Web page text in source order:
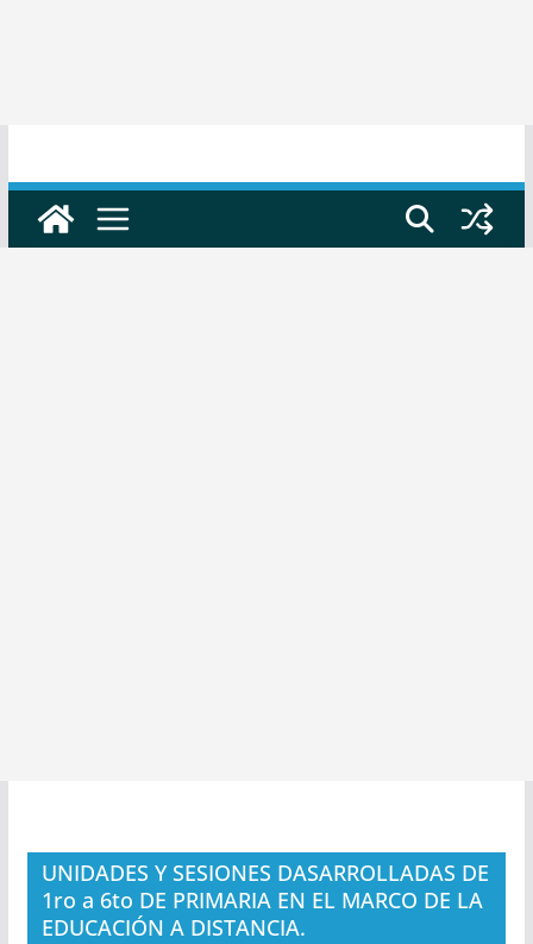
UNIDADES Y SESIONES DASARROLLADAS DE
1ro a 6to DE PRIMARIA EN EL MARCO DE LA
EDUCACIÓN A DISTANCIA.